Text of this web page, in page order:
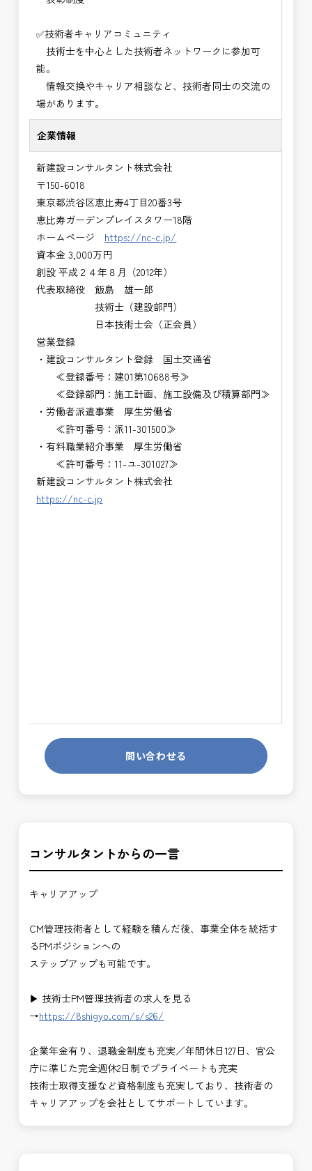
✅技術者キャリアコミュニティ
技術士を中心とした技術者ネットワークに参加可
能。
情報交換やキャリア相談など、技術者同士の交流の
場があります。
企業情報
新建設コンサルタント株式会社
〒150-6018
東京都渋谷区恵比寿4丁目20番3号
恵比寿ガーデンプレイスタワー18階
ホームページ https://nc-c.jp/
資本金 3,000万円
創設 平成２４年８月（2012年）
代表取締役 飯島 雄一郎
技術士（建設部門）
日本技術士会（正会員）
営業登録
・建設コンサルタント登録 国土交通省
≪登録番号：建01第10688号≫
≪登録部門：施工計画、施工設備及び積算部門≫
・労働者派遣事業 厚生労働省
≪許可番号：派11-301500≫
・有料職業紹介事業 厚生労働省
≪許可番号：11-ユ-301027≫
新建設コンサルタント株式会社
https://nc-c.jp
問い合わせる
コンサルタントからの一言
キャリアアップ
CM管理技術者として経験を積んだ後、事業全体を統括す
るPMポジションへの
ステップアップも可能です。
▶ 技術士PM管理技術者の求人を見る
→https://8shigyo.com/s/s26/
企業年金有り、退職金制度も充実／年間休日127日、官公
庁に準じた完全週休2日制でプライベートも充実
技術士取得支援など資格制度も充実しており、技術者の
キャリアアップを会社としてサポートしています。